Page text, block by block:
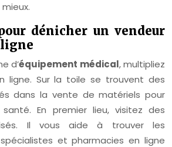
dénicher un vendeur
d’équipement médical, multipliez
ligne. Sur la toile se trouvent des
dans la vente de matériels pour
En premier lieu, visitez des
Il vous aide à trouver les
et pharmacies en ligne